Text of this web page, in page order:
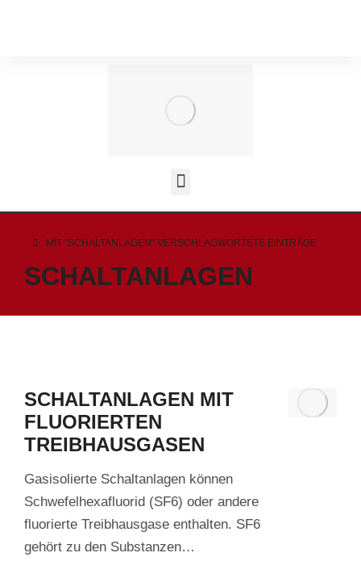
Sie befinden sich hier:
MIT "SCHALTANLAGEN" VERSCHLAGWORTETE EINTRÄGE
SCHALTANLAGEN
SCHALTANLAGEN MIT
FLUORIERTEN
TREIBHAUSGASEN
Gasisolierte Schaltanlagen können
Schwefelhexafluorid (SF6) oder andere
fluorierte Treibhausgase enthalten. SF6
gehört zu den Substanzen…